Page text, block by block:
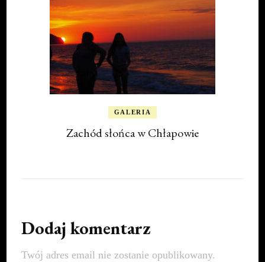
GALERIA
Zachód słońca w Chłapowie
Dodaj komentarz
Twój adres email nie zostanie opublikowany.